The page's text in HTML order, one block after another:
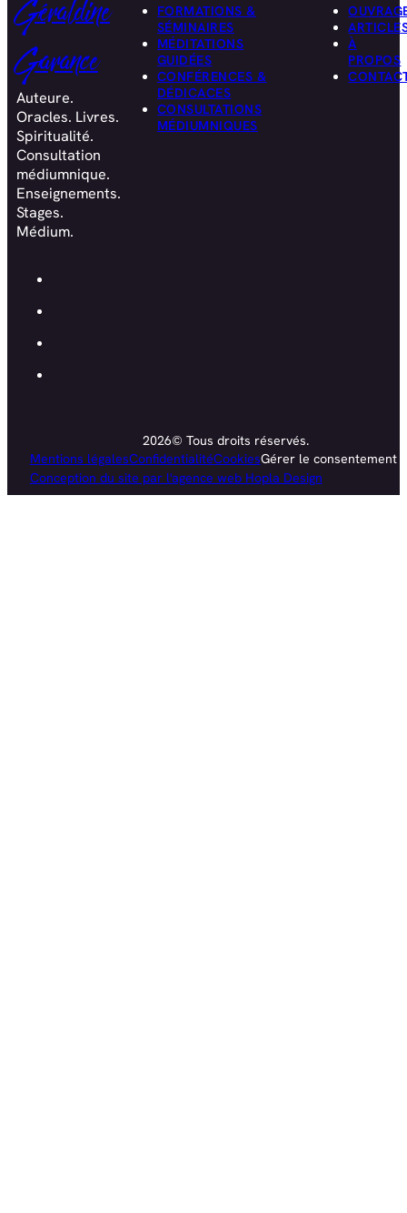
Géraldine
Garance
Auteure.
Oracles. Livres.
Spiritualité.
Consultation
médiumnique.
Enseignements.
Stages.
Médium.
FORMATIONS &
SÉMINAIRES
MÉDITATIONS
GUIDÉES
CONFÉRENCES &
DÉDICACES
CONSULTATIONS
MÉDIUMNIQUES
À
PROPOS
2026© Tous droits réservés.
Mentions légalesConfidentialitéCookiesGérer le consentement
Conception du site par l'agence web Hopla Design